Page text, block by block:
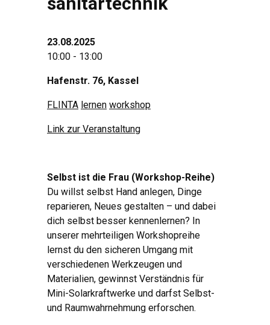
23.08.2025
10:00 - 13:00
Hafenstr. 76, Kassel
FLINTA lernen workshop
Link zur Veranstaltung
Selbst ist die Frau (Workshop-Reihe)
Du willst selbst Hand anlegen, Dinge
reparieren, Neues gestalten – und dabei
dich selbst besser kennenlernen? In
unserer mehrteiligen Workshopreihe
lernst du den sicheren Umgang mit
verschiedenen Werkzeugen und
Materialien, gewinnst Verständnis für
Mini-Solarkraftwerke und darfst Selbst-
und Raumwahrnehmung erforschen.